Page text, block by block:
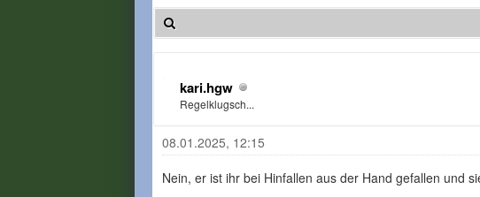
kari.hgw
Regelklugsch...
08.01.2025, 12:15
Nein, er ist ihr bei Hinfallen aus der Hand gefallen und